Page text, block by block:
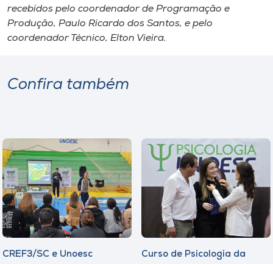
Editora
Museu
Store
Selecione
o idioma
A+
recebidos pelo coordenador de Programação e
Produção, Paulo Ricardo dos Santos, e pelo
coordenador Técnico, Elton Vieira.
Confira também
CREF3/SC e Unoesc
Curso de Psicologia da